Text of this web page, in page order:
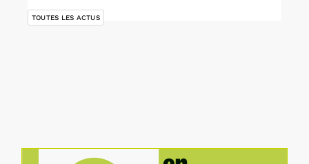
TOUTES LES ACTUS